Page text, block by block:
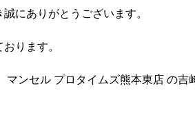
にありがとうございます。
ります。
ンセル プロタイムズ熊本東店 の吉